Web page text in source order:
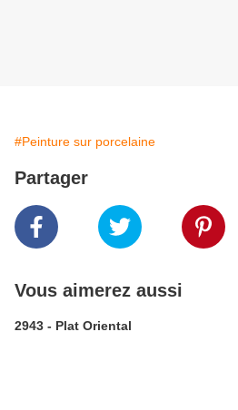
#Peinture sur porcelaine
Partager
Vous aimerez aussi
2943 - Plat Oriental